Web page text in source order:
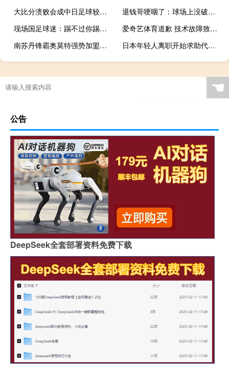
大比分溃败会成中日足球较量常态吗 中国足球惨败与未来深思
退钱哥哽咽了：球场上没破防，地铁上崩溃了
现场国足球迷：踢不过你踢人啊！远征军泪崩斥责
爱奇艺体育道歉 技术故障致观赛体验受损
南苏丹锋霸奥莫特强势加盟，北京男篮连续补强加入争冠行列
日本年轻人离职开始求助代办公司！日本人花1088元找人代辞职
☚
公告
DeepSeek全套部署资料免费下载